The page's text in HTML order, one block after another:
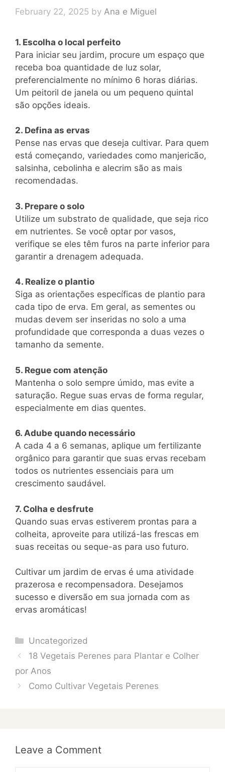
February 22, 2025 by Ana e Miguel
1. Escolha o local perfeito
Para iniciar seu jardim, procure um espaço que
receba boa quantidade de luz solar,
preferencialmente no mínimo 6 horas diárias.
Um peitoril de janela ou um pequeno quintal
são opções ideais.
2. Defina as ervas
Pense nas ervas que deseja cultivar. Para quem
está começando, variedades como manjericão,
salsinha, cebolinha e alecrim são as mais
recomendadas.
3. Prepare o solo
Utilize um substrato de qualidade, que seja rico
em nutrientes. Se você optar por vasos,
verifique se eles têm furos na parte inferior para
garantir a drenagem adequada.
4. Realize o plantio
Siga as orientações específicas de plantio para
cada tipo de erva. Em geral, as sementes ou
mudas devem ser inseridas no solo a uma
profundidade que corresponda a duas vezes o
tamanho da semente.
5. Regue com atenção
Mantenha o solo sempre úmido, mas evite a
saturação. Regue suas ervas de forma regular,
especialmente em dias quentes.
6. Adube quando necessário
A cada 4 a 6 semanas, aplique um fertilizante
orgânico para garantir que suas ervas recebam
todos os nutrientes essenciais para um
crescimento saudável.
7. Colha e desfrute
Quando suas ervas estiverem prontas para a
colheita, aproveite para utilizá-las frescas em
suas receitas ou seque-as para uso futuro.
Cultivar um jardim de ervas é uma atividade
prazerosa e recompensadora. Desejamos
sucesso e diversão em sua jornada com as
ervas aromáticas!
Categories
Uncategorized
18 Vegetais Perenes para Plantar e Colher
por Anos
Como Cultivar Vegetais Perenes
Leave a Comment